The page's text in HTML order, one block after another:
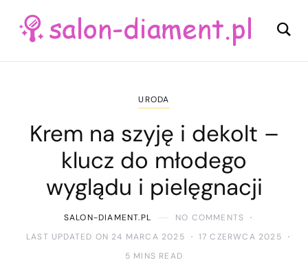
URODA
Krem na szyję i dekolt –
klucz do młodego
wyglądu i pielęgnacji
SALON-DIAMENT.PL
NO COMMENTS
LAST UPDATED ON 24 MARCA 2025
17 CZERWCA 2025
5 MINS READ